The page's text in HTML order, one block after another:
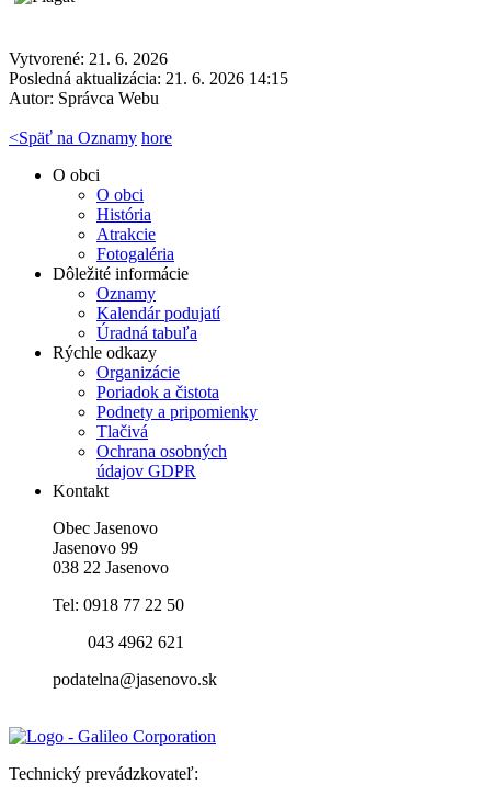
Vytvorené: 21. 6. 2026
Posledná aktualizácia: 21. 6. 2026 14:15
Autor: Správca Webu
<Späť na Oznamy hore
O obci
O obci
História
Atrakcie
Fotogaléria
Dôležité informácie
Oznamy
Kalendár podujatí
Úradná tabuľa
Rýchle odkazy
Organizácie
Poriadok a čistota
Podnety a pripomienky
Tlačivá
Ochrana osobných
údajov GDPR
Kontakt
Obec Jasenovo
Jasenovo 99
038 22 Jasenovo
Tel: 0918 77 22 50
043 4962 621
podatelna@jasenovo.sk
Technický prevádzkovateľ: